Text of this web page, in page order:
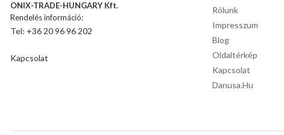
ONIX-TRADE-HUNGARY Kft.
Rendelés információ:
Tel: +36 20 96 96 202
Kapcsolat
Rólunk
Impresszum
Blog
Oldaltérkép
Kapcsolat
Danusa.hu